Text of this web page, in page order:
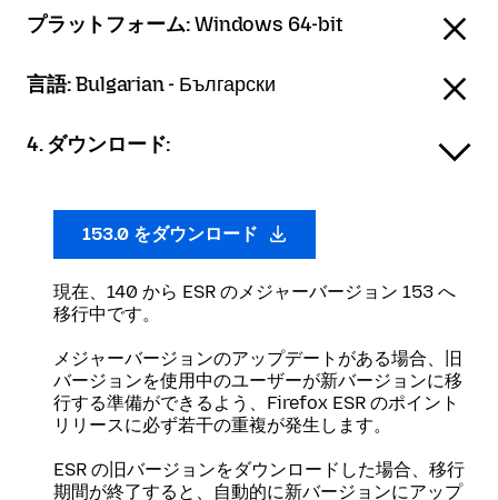
プラットフォーム:Windows 64-bit
言語:Bulgarian - Български
4. ダウンロード:
153.0 をダウンロード
現在、140 から ESR のメジャーバージョン 153 へ
移行中です。
メジャーバージョンのアップデートがある場合、旧
バージョンを使用中のユーザーが新バージョンに移
行する準備ができるよう、Firefox ESR のポイント
リリースに必ず若干の重複が発生します。
ESR の旧バージョンをダウンロードした場合、移行
期間が終了すると、自動的に新バージョンにアップ